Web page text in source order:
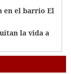
en el barrio El
la vida a